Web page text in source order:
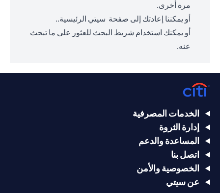
مرة أخرى.
أو يمكننا إعادتك إلى صفحة سيتي الرئيسية..
أو يمكنك استخدام شريط البحث للعثور على ما تبحث
عنه.
الخدمات المصرفية
إدارة الثروة
المساعدة والدعم
اتصل بنا
الخصوصية والأمن
عن سيتي